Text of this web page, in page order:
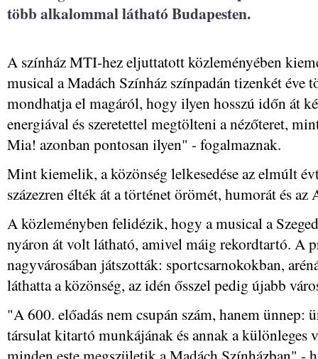
több alkalommal látható Budapesten.
A színház MTI-hez eljuttatott közleményében
musical a Madách Színház színpadán tizenkét éve
mondhatja el magáról, hogy ilyen hosszú időn át
energiával és szeretettel megtölteni a nézőteret,
Mia! azonban pontosan ilyen" - fogalmaznak.
Mint kiemelik, a közönség lelkesedése az elmúlt
százezren élték át a történet örömét, humorát és
A közleményben felidézik, hogy a musical a
nyáron át volt látható, amivel máig rekordtartó. A
nagyvárosában játszották: sportcsarnokokban,
láthatta a közönség, az idén ősszel pedig újabb
"A 600. előadás nem csupán szám, hanem ünnep:
társulat kitartó munkájának és annak a különleges